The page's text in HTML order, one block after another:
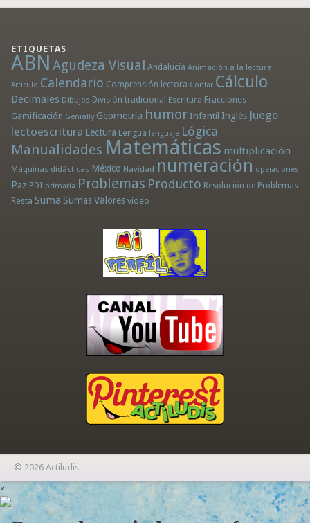
ETIQUETAS
ABN Agudeza Visual Andalucía Animación a la lectura
Artículo Calendario Comprensión lectora Contar Cálculo
Decimales Dibujos División tradicional Escritura Fracciones
Gamificación Genially Geometría humor Infantil Inglés Juego
lectoescritura Lectura Lengua lenguaje Lógica
Manualidades Matemáticas multiplicación
Máquinas didácticas México Navidad numeración operaciones
Paz PDI primaria Problemas Producto Resolución de Problemas
Resta Suma Sumas Valores vídeo
© 2026 Actiludis
×